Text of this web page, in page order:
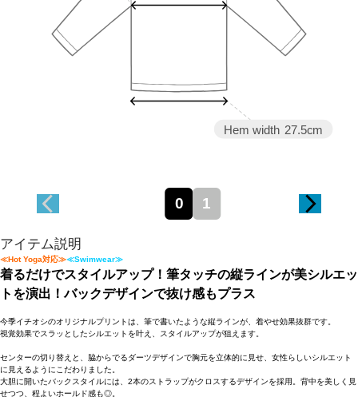
Hem width 27.5cm
0 1
アイテム説明
≪Hot Yoga対応≫≪Swimwear≫
着るだけでスタイルアップ！筆タッチの縦ラインが美シルエッ
トを演出！バックデザインで抜け感もプラス
今季イチオシのオリジナルプリントは、筆で書いたような縦ラインが、着やせ効果抜群です。
視覚効果でスラッとしたシルエットを叶え、スタイルアップが狙えます。
センターの切り替えと、脇からでるダーツデザインで胸元を立体的に見せ、女性らしいシルエット
に見えるようにこだわりました。
大胆に開いたバックスタイルには、2本のストラップがクロスするデザインを採用。背中を美しく見
せつつ、程よいホールド感も◎。